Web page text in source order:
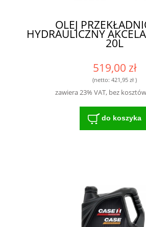
OLEJ
HYDRAULICZNY
20L
519,00 zł
(netto: 421,95 zł)
zawiera 23% VAT, bez
do koszyka